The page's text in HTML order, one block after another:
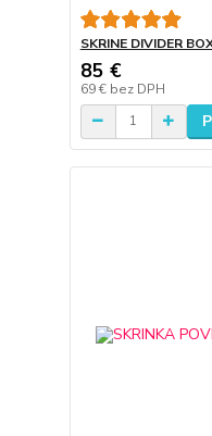
SKRINE DIVIDER
85 €
69 € bez DPH